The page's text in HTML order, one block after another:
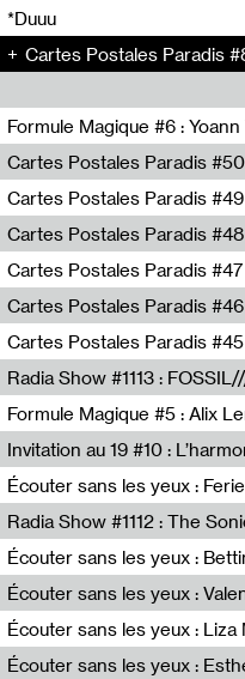
*Duuu
Cartes Postales Paradis #8 -
Formule Magique #6 :
Nathalie Lacroix,Yoann
Cartes Postales Paradis #50
Zoé Leroux
Cartes Postales Paradis #49
Aurore Portales
Cartes Postales Paradis #48
Mathias Dupaquier
Cartes Postales Paradis #47
Raymond Engramer
Cartes Postales Paradis #46
Sarah Banville
Cartes Postales Paradis #45
Mateo Cuin
Wave Farm
Formule Magique #5 : Alix
Nathalie Lacroix
Invitation au 19 #10 :
19, CRAC
Écouter sans les yeux :
Feriel Boushaki
Écouter sans les yeux :
Bettina Samson
Écouter sans les yeux :
Valentine Branca
Liza Maignan,Elodie Lecat
00
00